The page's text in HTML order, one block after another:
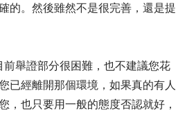
的。然後雖然不是很完善，還是提
前舉證部分很困難，也不建議您花
已經離開那個環境，如果真的有人
，也只要用一般的態度否認就好，